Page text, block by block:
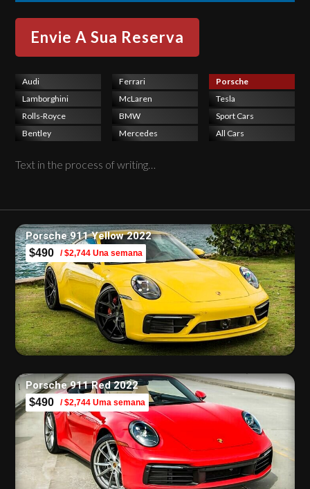
Audi
Lamborghini
Rolls-Royce
Bentley
Ferrari
McLaren
BMW
Mercedes
Porsche
Tesla
Sport Cars
All Cars
Text in the process of writing…
Porsche 911 Yellow 2022
$490 / $2,744 Una semana
Porsche 911 Red 2022
$490 / $2,744 Uma semana